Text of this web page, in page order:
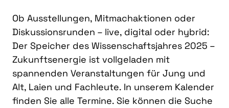
Ob Ausstellungen, Mitmachaktionen oder
Diskussionsrunden – live, digital oder hybrid:
Der Speicher des Wissenschaftsjahres 2025 –
Zukunftsenergie ist vollgeladen mit
spannenden Veranstaltungen für Jung und
Alt, Laien und Fachleute. In unserem Kalender
finden Sie alle Termine. Sie können die Suche